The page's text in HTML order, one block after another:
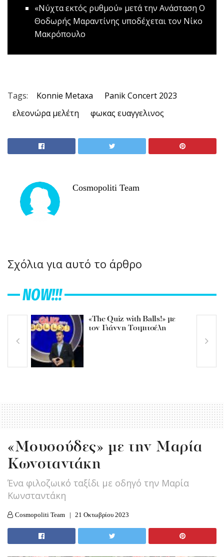
«Νύχτα εκτός ρυθμού» μετά την Ανάσταση Ο
Θοδωρής Μαραντίνης υποδέχεται τον Νίκο
Μακρόπουλο
Tags: Konnie Μetaxa
Panik Concert 2023
ελεονώρα μελέτη
φωκας ευαγγελινος
Cosmopoliti Team
Σχόλια για αυτό το άρθρο
NOW!!!
«The Quiz with Balls!» με
τον Γιάννη Τσιμιτσέλη
«Μουσούδες» με την Μαρία
Κωνσταντάκη
Ένα φιλοζωικό ταξίδι με οδηγό την Μαρία
Κωνσταντάκη
Cosmopoliti Team 21 Οκτωβρίου 2023